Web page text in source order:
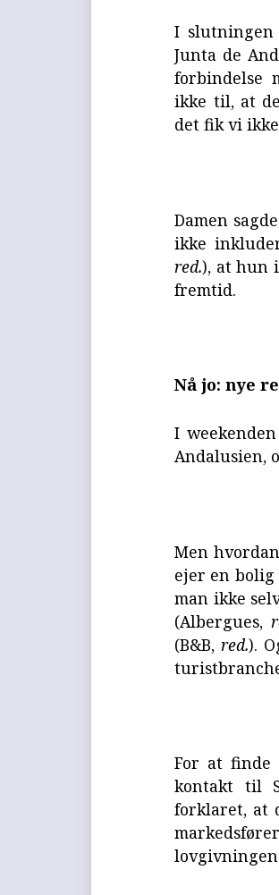
I
Junta de
forbindelse
ikke til, at
det fik vi
Damen
ikke
red.), at hun
fremtid.
Nå jo: nye
I
Andalusien,
Men
ejer en bolig
man ikke
(Albergues,
(B&B,red.).
For at
kontakt til
forklaret, at